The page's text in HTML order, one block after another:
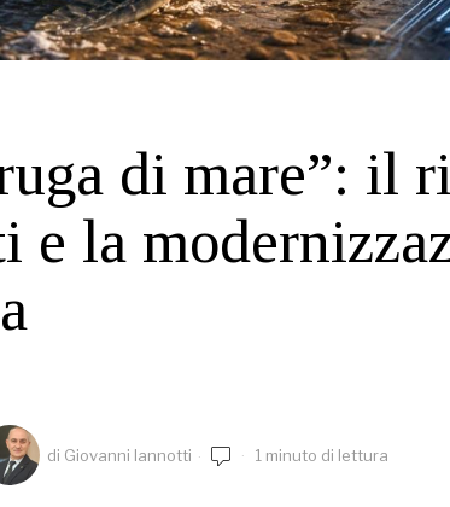
di mare”: il
e la
di Giovanni Iannotti 1 minuto di lettura